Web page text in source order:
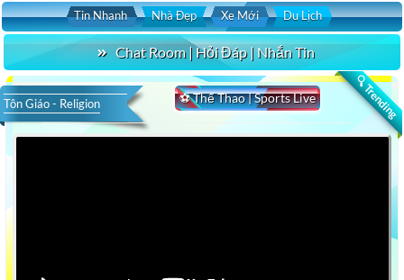
Tin Nhanh Nhà Đẹp Xe Mới Du Lịch
Chat Room | Hỏi Đáp | Nhắn Tin
🔍 Trending
⚽ Thể Thao | Sports Live
Tôn Giáo - Religion